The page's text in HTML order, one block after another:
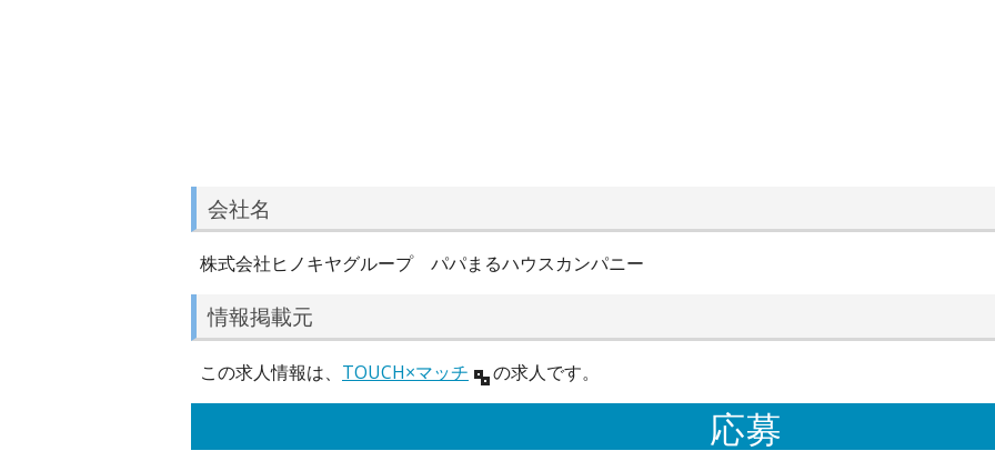
会社名
株式会社ヒノキヤグループ パパまるハウスカンパニー
情報掲載元
この求人情報は、 TOUCH×マッチ の求人です。
応募